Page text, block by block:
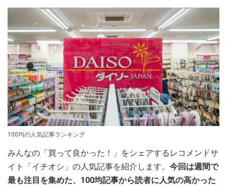
100均の人気記事ランキング
みんなの「買って良かった！」をシェアするレコメンドサ
イト「イチオシ」の人気記事を紹介します。 今回は週間で
最も注目を集めた、100均記事から読者に人気の高かった